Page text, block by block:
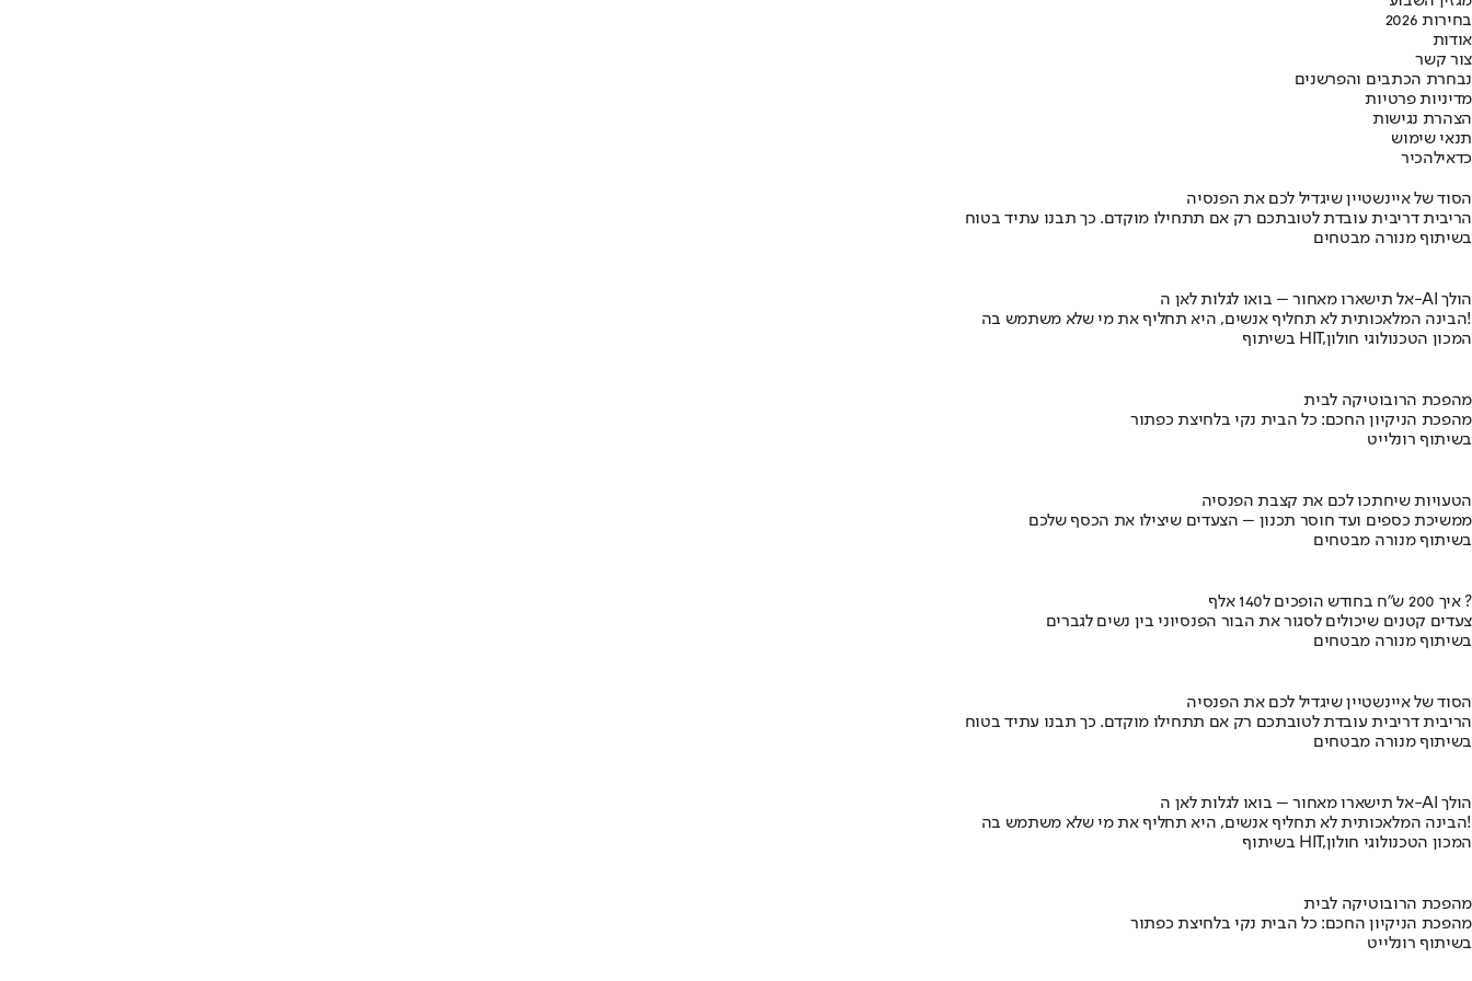
בחירות 2026
אודות
צור קשר
נבחרת הכתבים והפרשנים
מדיניות פרטיות
הצהרת נגישות
תנאי שימוש
כדאילהכיר
הסוד של איינשטיין שיגדיל לכם את הפנסיה
הריבית דריבית עובדת לטובתכם רק אם תתחילו מוקדם. כך תבנו עתיד בטוח
בשיתוף מנורה מבטחים
אל תישארו מאחור – בואו לגלות לאן ה-AI הולך
הבינה המלאכותית לא תחליף אנשים, היא תחליף את מי שלא משתמש בה!
בשיתוף HIT,המכון הטכנולוגי חולון
מהפכת הרובוטיקה לבית
מהפכת הניקיון החכם: כל הבית נקי בלחיצת כפתור
בשיתוף רונלייט
הטעויות שיחתכו לכם את קצבת הפנסיה
ממשיכת כספים ועד חוסר תכנון – הצעדים שיצילו את הכסף שלכם
בשיתוף מנורה מבטחים
איך 200 ש"ח בחודש הופכים ל140 אלף ?
צעדים קטנים שיכולים לסגור את הבור הפנסיוני בין נשים לגברים
בשיתוף מנורה מבטחים
הסוד של איינשטיין שיגדיל לכם את הפנסיה
הריבית דריבית עובדת לטובתכם רק אם תתחילו מוקדם. כך תבנו עתיד בטוח
בשיתוף מנורה מבטחים
אל תישארו מאחור – בואו לגלות לאן ה-AI הולך
הבינה המלאכותית לא תחליף אנשים, היא תחליף את מי שלא משתמש בה!
בשיתוף HIT,המכון הטכנולוגי חולון
מהפכת הרובוטיקה לבית
מהפכת הניקיון החכם: כל הבית נקי בלחיצת כפתור
בשיתוף רונלייט